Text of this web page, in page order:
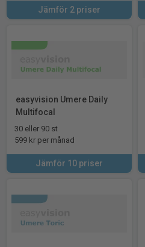
Jämför 2 priser
easyvision Umere Daily
Multifocal
30 eller 90 st
599 kr per månad
Jämför 10 priser